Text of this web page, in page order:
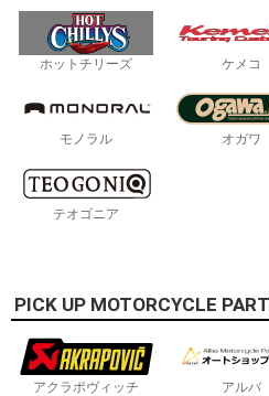
ホットチリーズ ケメコ
モノラル オガワ
テオゴニア
PICK UP MOTORCYCLE
アクラポヴィッチ アルバ